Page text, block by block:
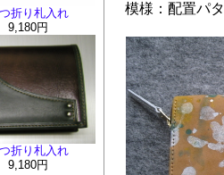
折り札入れ
9,180円
折り札入れ
9,180円
模様：配置パ